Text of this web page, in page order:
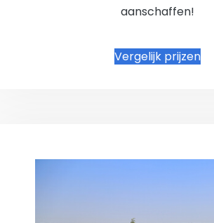
aanschaffen!
Vergelijk prijzen